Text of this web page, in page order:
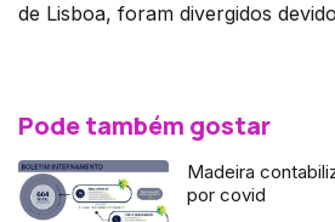
de Lisboa, foram divergidos
Pode também gostar
Madeira
por covid